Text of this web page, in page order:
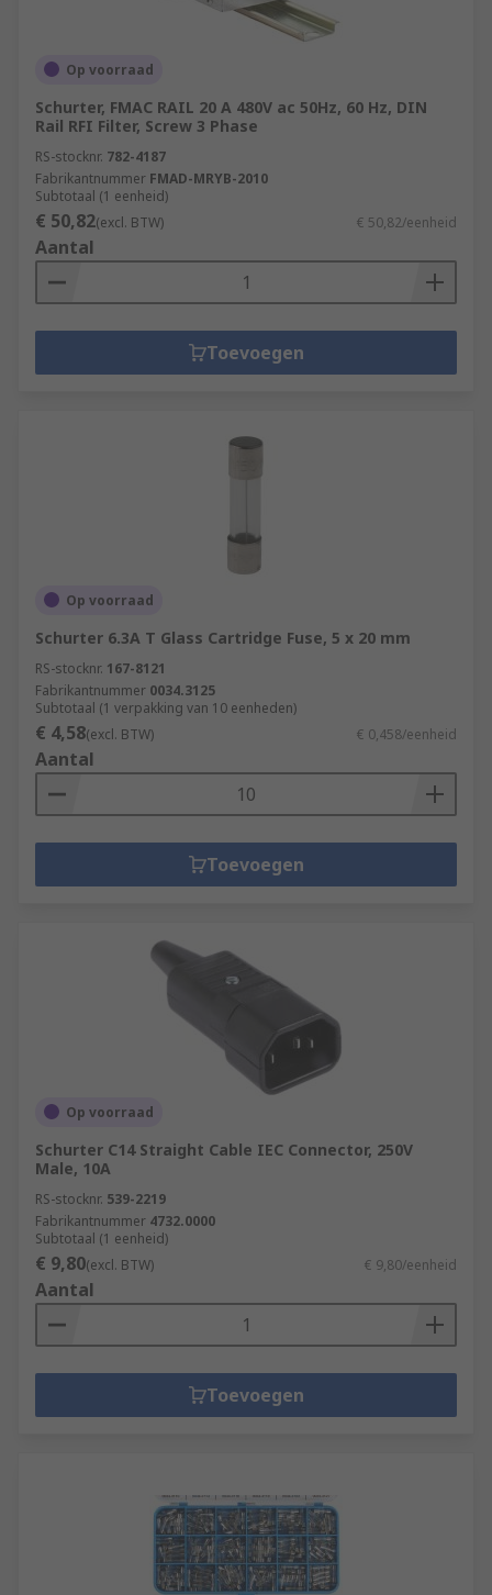
Op voorraad
Schurter, FMAC RAIL 20 A 480V ac 50Hz, 60 Hz, DIN
Rail RFI Filter, Screw 3 Phase
RS-stocknr. 782-4187
Fabrikantnummer FMAD-MRYB-2010
Subtotaal (1 eenheid)
€ 50,82(excl. BTW) € 50,82/eenheid
Aantal
Toevoegen
Op voorraad
Schurter 6.3A T Glass Cartridge Fuse, 5 x 20 mm
RS-stocknr. 167-8121
Fabrikantnummer 0034.3125
Subtotaal (1 verpakking van 10 eenheden)
€ 4,58(excl. BTW) € 0,458/eenheid
Aantal
Toevoegen
Op voorraad
Schurter C14 Straight Cable IEC Connector, 250V
Male, 10A
RS-stocknr. 539-2219
Fabrikantnummer 4732.0000
Subtotaal (1 eenheid)
€ 9,80(excl. BTW) € 9,80/eenheid
Aantal
Toevoegen